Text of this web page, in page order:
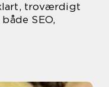
troværdigt
SEO,